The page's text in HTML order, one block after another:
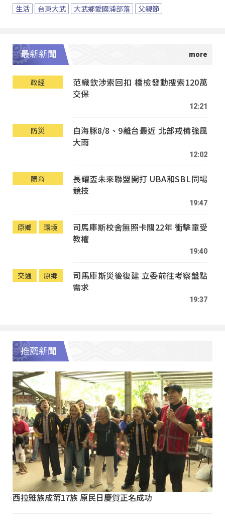
生活 台東大武 大武鄉愛國浦部落 父親節
最新新聞
政經
范織欽涉索回扣 橋檢發動搜索120萬
交保
12:21
防災
白海豚8/8、9離台最近 北部戒備強風
大雨
12:02
體育
長耀盃未來聯盟開打 UBA和SBL同場
競技
19:47
原鄉 環境
司馬庫斯校舍無照卡關22年 衝擊童受
教權
19:40
交通 原鄉
司馬庫斯災後復建 立委前往考察盤點
需求
19:37
推薦新聞
西拉雅族成第17族 原民日慶賀正名成功